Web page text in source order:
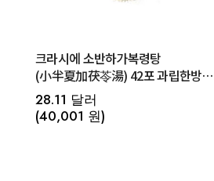
크라시에 소반하가복령탕
(小半夏加茯苓湯) 42포 과립한방
【EK-21】
28.11 달러
(40,001 원)